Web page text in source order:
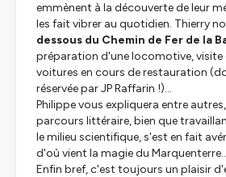
emmènent à la découverte de leur
les fait vibrer au quotidien. Thierry
dessous du Chemin de Fer de la
préparation d'une locomotive, visite
voitures en cours de restauration
réservée par JP Raffarin !)...
Philippe vous expliquera entre
parcours littéraire, bien que
le milieu scientifique, s'est en fait
d'où vient la magie du
Enfin bref, c'est toujours un plaisir